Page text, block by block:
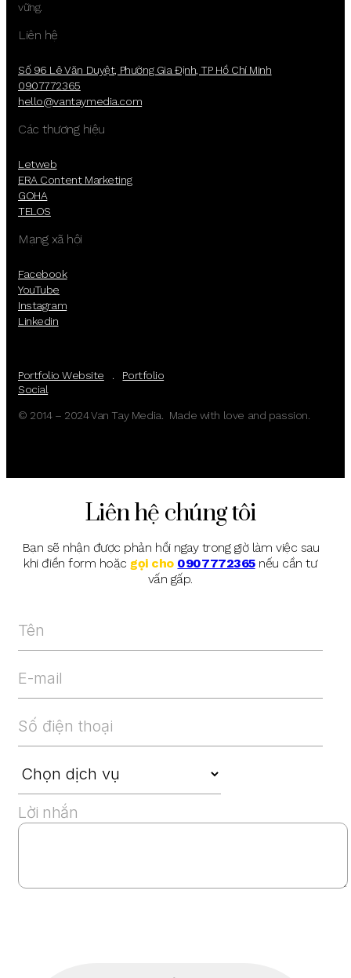
vững.
Liên hệ
Số 96 Lê Văn Duyệt, Phường Gia Định, TP Hồ Chí Minh
0907772365
hello@vantaymedia.com
Các thương hiệu
Letweb
ERA Content Marketing
GOHA
TELOS
Mạng xã hội
Facebook
YouTube
Instagram
Linkedin
Portfolio Website . Portfolio
Social
© 2014 – 2024 Van Tay Media. Made with love and passion.
Liên hệ chúng tôi
Bạn sẽ nhận được phản hồi ngay trong giờ làm việc sau
khi điền form hoặc gọi cho 0907772365nếu cần tư
vấn gấp.
Lời nhắn